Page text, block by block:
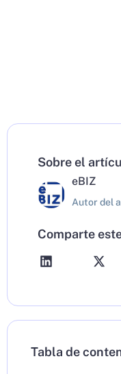
Sobre el
eBIZ
Autor del
Comparte
Tabla de